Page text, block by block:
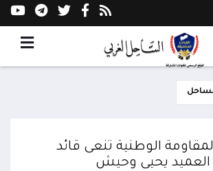
الوطنية تنعى قائد
العميد يحيى وحيش